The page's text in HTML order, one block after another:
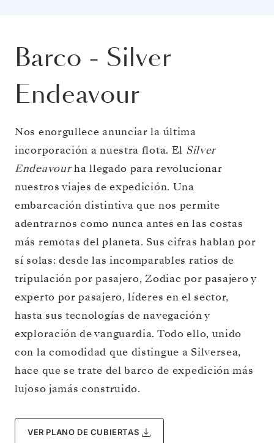
Barco - Silver
Endeavour
Nos enorgullece anunciar la última
incorporación a nuestra flota. El Silver
Endeavourha llegado para revolucionar
nuestros viajes de expedición. Una
embarcación distintiva que nos permite
adentrarnos como nunca antes en las costas
más remotas del planeta. Sus cifras hablan por
sí solas: desde las incomparables ratios de
tripulación por pasajero, Zodiac por pasajero y
experto por pasajero, líderes en el sector,
hasta sus tecnologías de navegación y
exploración de vanguardia. Todo ello, unido
con la comodidad que distingue a Silversea,
hace que se trate del barco de expedición más
lujoso jamás construido.
VER PLANO DE CUBIERTAS